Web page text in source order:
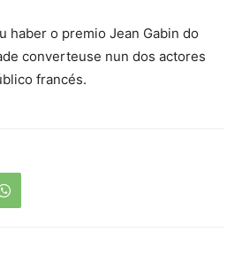
haber o premio Jean Gabin do
converteuse nun dos actores
francés.